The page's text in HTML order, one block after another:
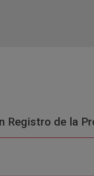
Registro de la